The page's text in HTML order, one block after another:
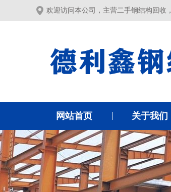
欢迎访问本公司，主营二手钢结构回收
网站首页 关于我们